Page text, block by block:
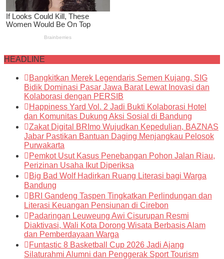
HEADLINE
Bangkitkan Merek Legendaris Semen Kujang, SIG
Bidik Dominasi Pasar Jawa Barat Lewat Inovasi dan
Kolaborasi dengan PERSIB
Happiness Yard Vol. 2 Jadi Bukti Kolaborasi Hotel
dan Komunitas Dukung Aksi Sosial di Bandung
Zakat Digital BRImo Wujudkan Kepedulian, BAZNAS
Jabar Pastikan Bantuan Daging Menjangkau Pelosok
Purwakarta
Pemkot Usut Kasus Penebangan Pohon Jalan Riau,
Perizinan Usaha Ikut Diperiksa
Big Bad Wolf Hadirkan Ruang Literasi bagi Warga
Bandung
BRI Gandeng Taspen Tingkatkan Perlindungan dan
Literasi Keuangan Pensiunan di Cirebon
Padaringan Leuweung Awi Cisurupan Resmi
Diaktivasi, Wali Kota Dorong Wisata Berbasis Alam
dan Pemberdayaan Warga
Funtastic 8 Basketball Cup 2026 Jadi Ajang
Silaturahmi Alumni dan Penggerak Sport Tourism